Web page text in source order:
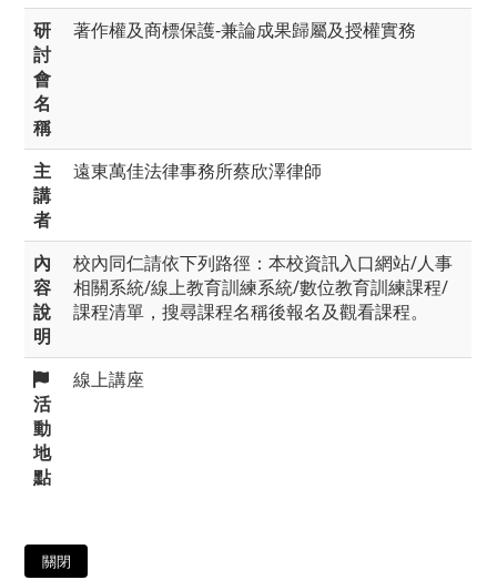
研
討
會
名
稱
著作權及商標保護-兼論成果歸屬及授權實務
主
講
者
遠東萬佳法律事務所蔡欣澤律師
內
容
說
明
校內同仁請依下列路徑：本校資訊入口網站/人事
相關系統/線上教育訓練系統/數位教育訓練課程/
課程清單，搜尋課程名稱後報名及觀看課程。
活
動
地
點
線上講座
關閉